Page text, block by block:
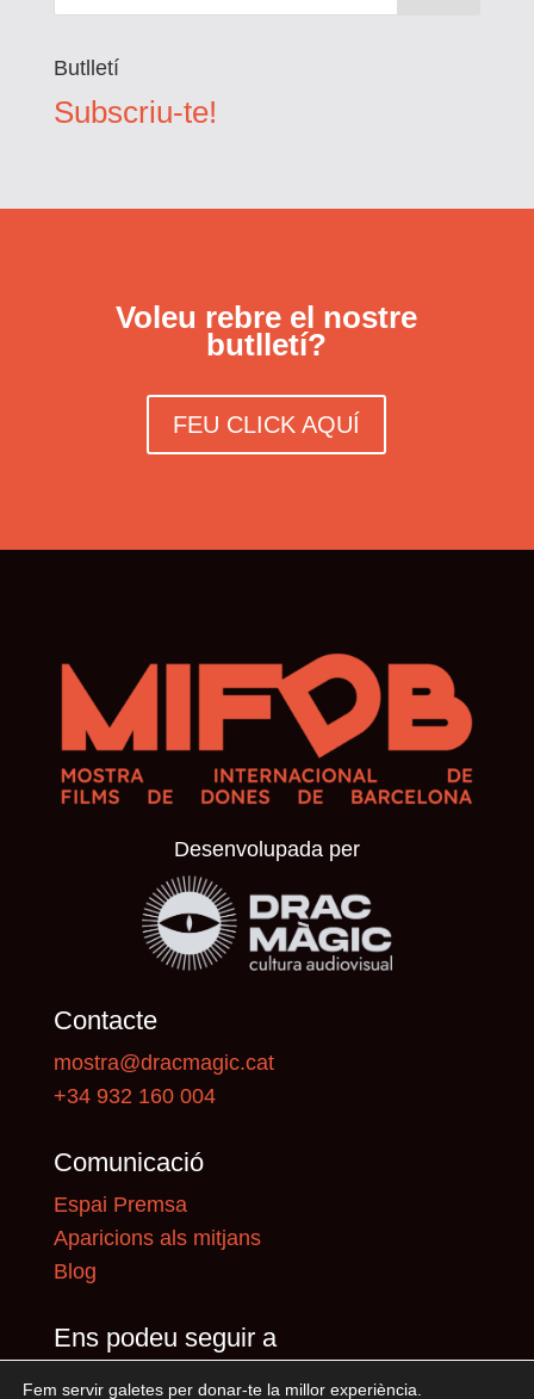
Butlletí
Subscriu-te!
Voleu rebre el nostre
butlletí?
FEU CLICK AQUÍ
Desenvolupada per
Contacte
mostra@dracmagic.cat
+34 932 160 004
Comunicació
Espai Premsa
Aparicions als mitjans
Blog
Ens podeu seguir a
Fem servir galetes per donar-te la millor experiència.